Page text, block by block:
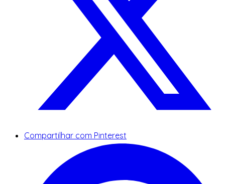
Compartilhar com Pinterest